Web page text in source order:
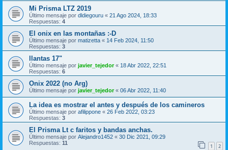
Mi Prisma LTZ 2019
Último mensaje por dldiegouru « 21 Ago 2024, 18:33
Respuestas: 4
El onix en las montañas :-D
Último mensaje por matizetta « 14 Feb 2024, 11:50
Respuestas: 3
llantas 17"
Último mensaje por javier_tejedor« 18 Abr 2022, 22:51
Respuestas: 6
Onix 2022 (no Arg)
Último mensaje por javier_tejedor« 06 Abr 2022, 11:40
La idea es mostrar el antes y después de los camineros
Último mensaje por afilippone « 26 Feb 2022, 03:23
Respuestas: 3
El Prisma Lt c faritos y bandas anchas.
Último mensaje por Alejandro1452 « 30 Dic 2021, 09:29
Respuestas: 11 1 2